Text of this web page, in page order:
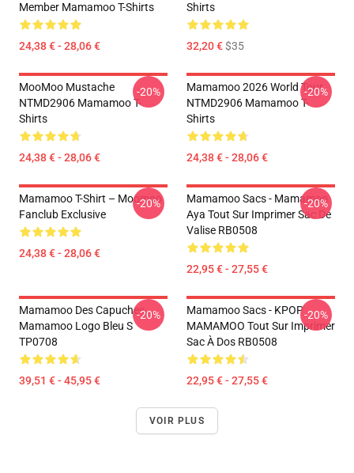
Member Mamamoo T-Shirts
24,38 € - 28,06 €
Shirts
32,20 €$35
MooMoo Mustache
NTMD2906 Mamamoo T-
Shirts
24,38 € - 28,06 €
-20%
Mamamoo 2026 World Tour
NTMD2906 Mamamoo T-
Shirts
24,38 € - 28,06 €
-20%
Mamamoo T-Shirt – Moomoo
Fanclub Exclusive
24,38 € - 28,06 €
-20%
Mamamoo Sacs - Mamamoo
Aya Tout Sur Imprimer Sac De
Valise RB0508
22,95 € - 27,55 €
-20%
Mamamoo Des Capuches...
Mamamoo Logo Bleu S
TP0708
39,51 € - 45,95 €
-20%
Mamamoo Sacs - KPOP
MAMAMOO Tout Sur Imprimer
Sac À Dos RB0508
22,95 € - 27,55 €
-20%
VOIR PLUS